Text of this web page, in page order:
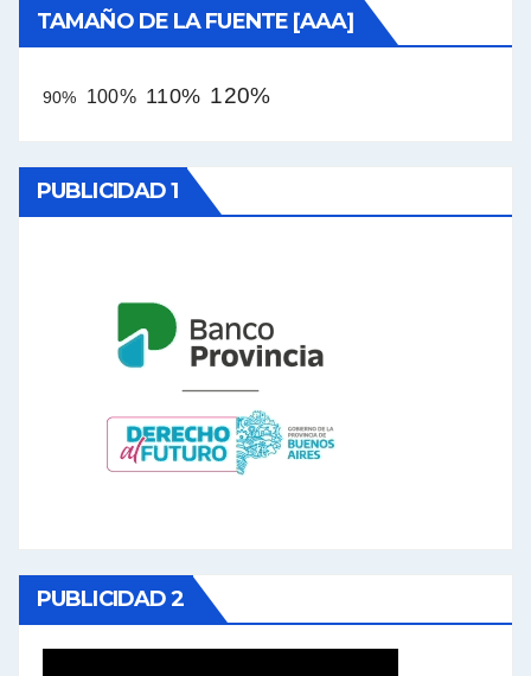
TAMAÑO DE LA FUENTE [AAA]
90% 100% 110% 120%
PUBLICIDAD 1
PUBLICIDAD 2